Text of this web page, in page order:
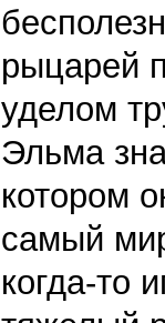
рыцарей
уделом
Эльма
котором
самый
когда-то